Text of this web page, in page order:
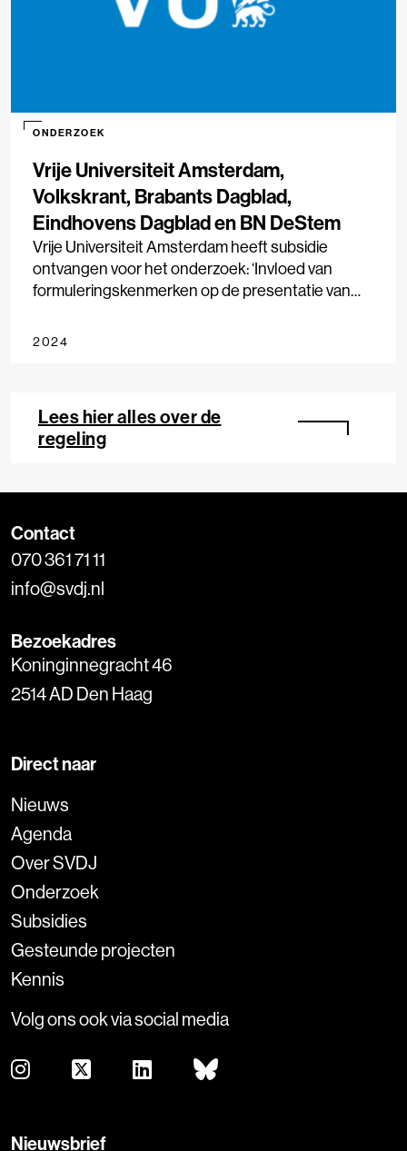
Vrije Universiteit Amsterdam,
Volkskrant, Brabants Dagblad,
Eindhovens Dagblad en BN DeStem
ONDERZOEK
Vrije Universiteit Amsterdam heeft subsidie
ontvangen voor het onderzoek: ‘Invloed van
formuleringskenmerken op de presentatie van
2024
Lees hier alles over de
regeling
Contact
070 361 71 11
info@svdj.nl
Bezoekadres
Koninginnegracht 46
2514 AD Den Haag
Direct naar
Nieuws
Agenda
Over SVDJ
Onderzoek
Subsidies
Gesteunde projecten
Kennis
Volg ons ook via social media
Nieuwsbrief